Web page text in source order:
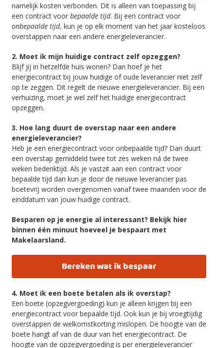
namelijk kosten verbonden. Dit is alleen van toepassing bij
een contract voor bepaalde tijd. Bij een contract voor
onbepaalde tijd, kun je op elk moment van het jaar kosteloos
overstappen naar een andere energieleverancier.
2. Moet ik mijn huidige contract zelf opzeggen?
Blijf jij in hetzelfde huis wonen? Dan hoef je het
energiecontract bij jouw huidige of oude leverancier niet zelf
op te zeggen. Dit regelt de nieuwe energieleverancier. Bij een
verhuizing, moet je wel zelf het huidige energiecontract
opzeggen.
3. Hoe lang duurt de overstap naar een andere
energieleverancier?
Heb je een energiecontract voor onbepaalde tijd? Dan duurt
een overstap gemiddeld twee tot zes weken ná de twee
weken bedenktijd. Als je vastzit aan een contract voor
bepaalde tijd dan kun je door de nieuwe leverancier pas
boetevrij worden overgenomen vanaf twee maanden voor de
einddatum van jouw huidige contract.
Besparen op je energie al interessant? Bekijk hier
binnen één minuut hoeveel je bespaart met
Makelaarsland.
Bereken wat ik bespaar
4. Moet ik een boete betalen als ik overstap?
Een boete (opzegvergoeding) kun je alleen krijgen bij een
energiecontract voor bepaalde tijd. Ook kun je bij vroegtijdig
overstappen de welkomstkorting mislopen. De hoogte van de
boete hangt af van de duur van het energiecontract. De
hoogte van de opzegvergoeding is per energieleverancier